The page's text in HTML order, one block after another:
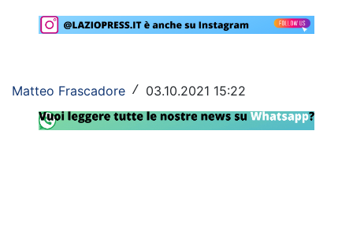
Rassegna Lazio
Calcio
Serie A
Matteo Frascadore / 03.10.2021 15:22